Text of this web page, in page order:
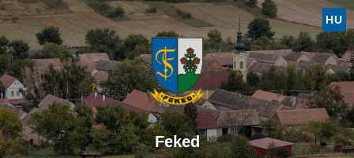
Ugrás
a
tartalomhoz
Ugrás
a
fő
navigációhoz
Ugrás
a
lábléchez
HU
Feked